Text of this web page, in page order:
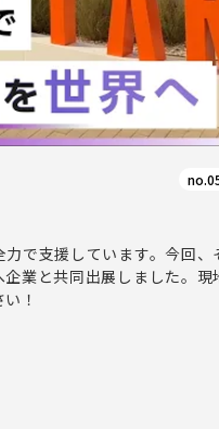
で支援しています。今回、
業と共同出展しました。現
！